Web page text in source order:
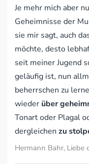
Je mehr mich aber
Geheimnisse der
sie mir sagt, auch
möchte, desto
seit meiner Jugend
geläufig ist, nun
beherrschen zu
wieder über
Tonart oder Plagal
dergleichen zu
Hermann Bahr, Liebe